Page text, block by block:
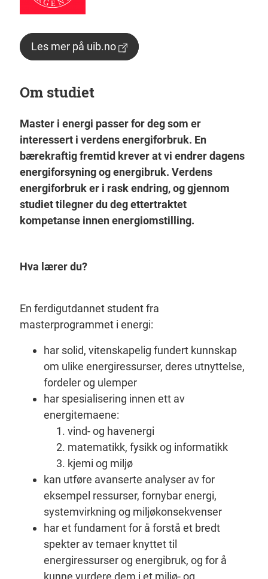
Les mer på uib.no
Om studiet
Master i energi passer for deg som er
interessert i verdens energiforbruk. En
bærekraftig fremtid krever at vi endrer dagens
energiforsyning og energibruk. Verdens
energiforbruk er i rask endring, og gjennom
studiet tilegner du deg ettertraktet
kompetanse innen energiomstilling.
Hva lærer du?
En ferdigutdannet student fra
masterprogrammet i energi:
har solid, vitenskapelig fundert kunnskap
om ulike energiressurser, deres utnyttelse,
fordeler og ulemper
har spesialisering innen ett av
energitemaene:
vind- og havenergi
matematikk, fysikk og informatikk
kjemi og miljø
kan utføre avanserte analyser av for
eksempel ressurser, fornybar energi,
systemvirkning og miljøkonsekvenser
har et fundament for å forstå et bredt
spekter av temaer knyttet til
energiressurser og energibruk, og for å